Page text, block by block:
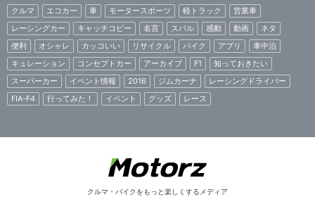
クルマ エコカー 車 モータースポーツ 軽トラック
営業車
レーシングカー
キャッチコピー 名言 スバル 感動 動画
ネタ
便利
オシャレ カッコいい リサイクル バイク アプリ
車中泊
キュレーション
コンセプトカー アーカイブ F1
知っておきたい
スーパーカー
イベント情報 2016 ジムカーナ
レーシングドライバー
FIA-F4
行ってみた！ イベント グッズ レース
クルマ・バイクをもっと楽しくするメディア